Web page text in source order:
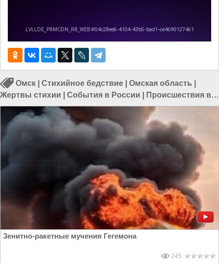
Омск Стихийное бедствие Омская область
Жертвы стихии
События в России
Происшествия в
Омской области|Происшествия в России|
Происшествия в Омске
Зенитно-ракетные мучения Гегемона
245